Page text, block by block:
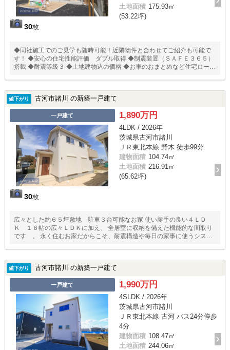
30枚
土地面積 175.93㎡
(53.22坪)
◆同社施工でのご見学も随時可能！近隣物件と合わせてご紹介も可能で
す！ ◆安心の住宅性能評価 ダブル取得 ◆制震装置（ＳＡＦＥ３６５）
搭載 ◆耐震等級３ ◆土地建物込の価格 ◆お車のおまとめなど住宅ローン
エ）◆◆ 住宅性能評価取得で安心。 ＳＡＦＥ３６５で地震の揺れを吸収
する家、壁全体で家を支え守る、耐力壁。
値下がり 古河市諸川 の新築一戸建て
一戸建て
30枚
1,890万円
4LDK / 2026年
茨城県古河市諸川
ＪＲ東北本線 野木 徒歩99分
建物面積 104.74㎡
土地面積 216.91㎡
(65.62坪)
広々とした約６５坪敷地 駐車３台可能なお家 使い勝手の良い４ＬＤ
Ｋ １６帖の広々ＬＤＫに加え、 全居室に収納を備えた機能的な間取り
です 。 永く住むお家だからこそ、耐震構造や毎日の家事に使うシステ
す 。 暮らしやすい周辺環境として、小学校まで徒歩１１分、スーパー
やドラッグストアも徒歩圏内で利便性良好です 。
値下がり 古河市諸川 の新築一戸建て
一戸建て 1,990万円
4SLDK / 2026年
茨城県古河市諸川
ＪＲ東北本線 古河 バス24分停歩
4分
建物面積 108.47㎡
土地面積 244.06㎡